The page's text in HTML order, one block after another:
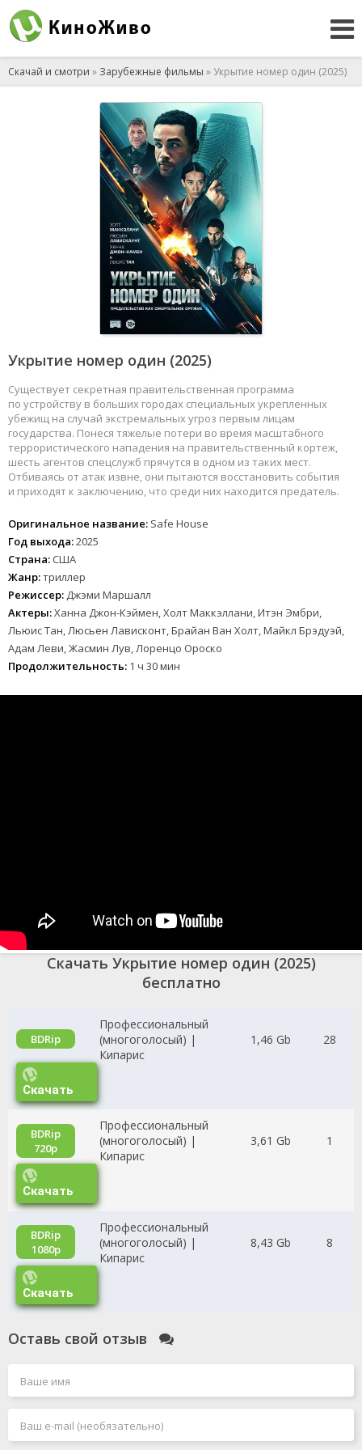
Скачай и смотри » Зарубежные фильмы » Укрытие номер один (2025)
Укрытие номер один (2025)
Существует секретная правительственная программа
по устройству в больших городах специальных укрепленных
убежищ на случай экстремальных угроз первым лицам
государства. Понеся тяжелые потери во время масштабного
террористического нападения на правительственный кортеж,
шесть агентов спецслужб прячутся в одном из таких мест.
Отбиваясь от атак извне, они пытаются восстановить события
и приходят к заключению, что среди них находится предатель.
Оригинальное название: Safe House
Год выхода:2025
Страна: США
Жанр:триллер
Режиссер: Джэми Маршалл
Актеры:Ханна Джон-Кэймен, Холт Маккэллани, Итэн Эмбри,
Льюис Тан, Люсьен Лависконт, Брайан Ван Холт, Майкл Брэдуэй,
Адам Леви, Жасмин Лув, Лоренцо Ороско
Продолжительность: 1 ч 30 мин
Скачать Укрытие номер один (2025)
бесплатно
BDRip
Профессиональный
(многоголосый) |
Кипарис
1,46 Gb 28
Скачать
BDRip
720p
Профессиональный
(многоголосый) |
Кипарис
3,61 Gb 1
Скачать
BDRip
1080p
Профессиональный
(многоголосый) |
Кипарис
8,43 Gb 8
Скачать
Оставь свой отзыв